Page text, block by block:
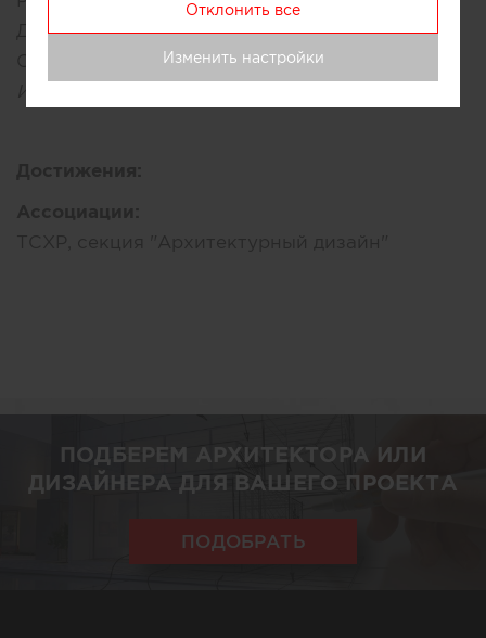
Должность:главный специалист ВШСД
от 3 до 5 лет
ПОДБЕРЕМ АРХИТЕКТОРА ИЛИ
ДИЗАЙНЕРА ДЛЯ ВАШЕГО ПРОЕКТА
ПОДОБРАТЬ
Отклонить все
Изменить настройки